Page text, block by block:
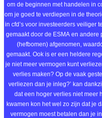
om de beginnen met handelen in
om je goed te verdiepen in de theorie. Cfd regels Om beleggen en
in cfd’s voor investeerders veiliger
gemaakt door de ESMA en
(hefbomen) afgenomen,
gemaakt. Ook is er een heldere
je niet meer vermogen kunt verliezen
verlies maken? Op de vaak gestelde vraag ‘kun je met cfd trading meer
verliezen dan je inleg?’ kan
dat een hoger verlies niet meer
kwamen kon het wel zo zijn dat je
vermogen moest betalen dan je